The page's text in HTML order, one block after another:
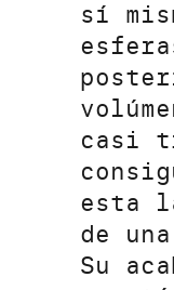
sí
casi
esta
de
Su